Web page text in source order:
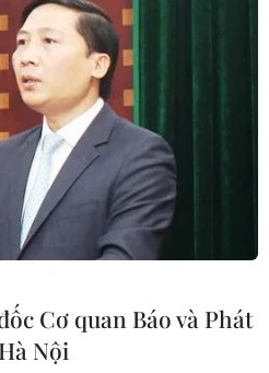
và du khách thập phương.
Cơ quan Báo và Phát
Nội